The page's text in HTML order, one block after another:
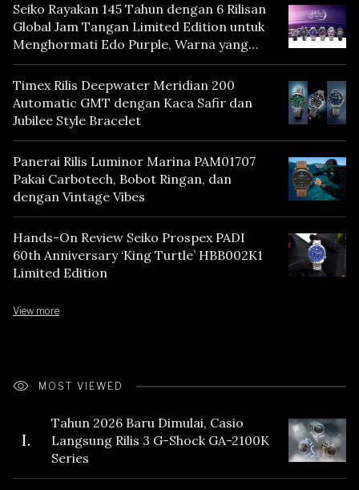
Seiko Rayakan 145 Tahun dengan 6 Rilisan
Global Jam Tangan Limited Edition untuk
Menghormati Edo Purple, Warna yang
Mencerminkan Warisan Tokyo
Timex Rilis Deepwater Meridian 200
Automatic GMT dengan Kaca Safir dan
Jubilee Style Bracelet
Panerai Rilis Luminor Marina PAM01707
Pakai Carbotech, Bobot Ringan, dan
dengan Vintage Vibes
Hands-On Review Seiko Prospex PADI
60th Anniversary ‘King Turtle’ HBB002K1
Limited Edition
View more
MOST VIEWED
I.
Tahun 2026 Baru Dimulai, Casio
Langsung Rilis 3 G-Shock GA-2100K
Series